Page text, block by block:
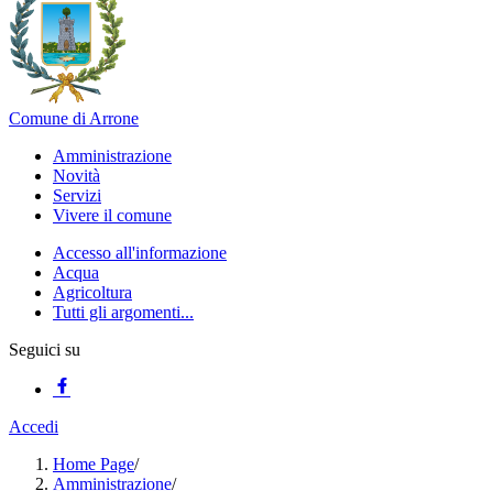
Comune di Arrone
Amministrazione
Novità
Servizi
Vivere il comune
Accesso all'informazione
Acqua
Agricoltura
Tutti gli argomenti...
Seguici su
Accedi
Home Page/
Amministrazione/